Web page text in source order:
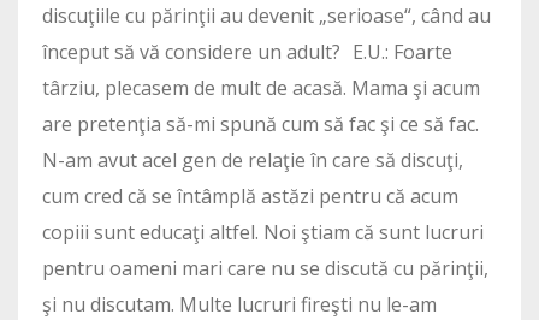
discuţiile cu părinţii au devenit „seri­oase“, când au
început să vă considere un adult? E.U.: Foarte
târziu, plecasem de mult de acasă. Mama şi acum
are pretenţia să-mi spună cum să fac şi ce să fac.
N-am avut acel gen de relaţie în care să discuţi,
cum cred că se întâmplă astăzi pentru că acum
copiii sunt educaţi altfel. Noi ştiam că sunt lucruri
pentru oameni mari care nu se discută cu părinţii,
şi nu discutam. Multe lucruri fireşti nu le-am